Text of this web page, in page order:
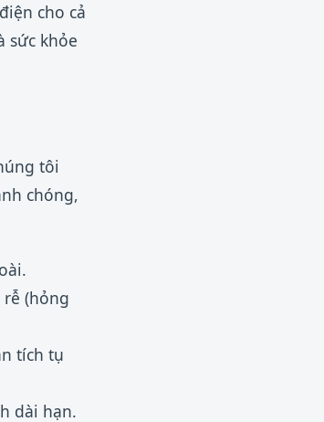
cho cả
sức khỏe
tôi
chóng,
(hỏng
tích tụ
dài hạn.